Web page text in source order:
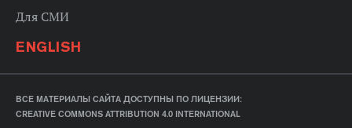
Для СМИ
ENGLISH
ВСЕ МАТЕРИАЛЫ САЙТА ДОСТУПНЫ ПО ЛИЦЕНЗИИ:
CREATIVE COMMONS ATTRIBUTION 4.0 INTERNATIONAL